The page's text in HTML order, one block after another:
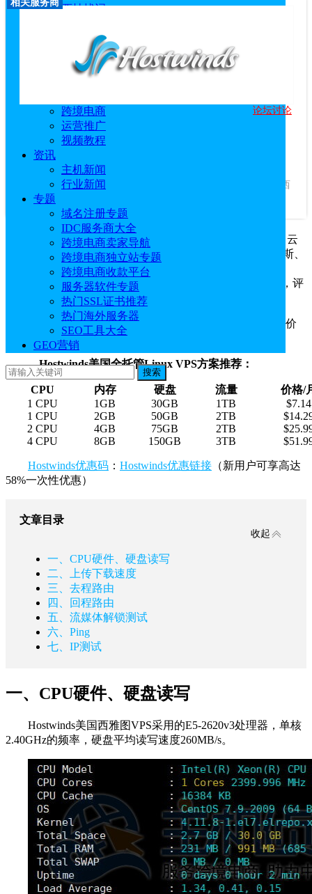
西柚找词
恒创科技
主机教程
跨境电商
运营推广
视频教程
资讯
主机新闻
行业新闻
专题
域名注册专题
IDC服务商大全
跨境电商卖家导航
跨境电商独立站专题
跨境电商收款平台
服务器软件专题
热门SSL证书推荐
热门海外服务器
SEO工具大全
GEO营销
搜索
相关服务商
Hostwinds 论坛讨论
WELCOME15
访问官网
服务商介绍： Hostwinds是知名主机商，Hostwinds美国云主机
VPS采用的是SSD硬盘，支持全球CDN加速功能，有达拉斯、西
雅图和阿姆斯特丹3...
Hostwinds是一家老牌国外服务器
商，提供虚拟主机、云
主机、VPS主机等丰富的产品，目前有美国西雅图、达拉斯、
荷兰阿姆斯特丹三个机房可选。本文就来为大家测评下
Hostwinds美国全托管Linux VPS西雅图机房的速度和性能，评
测数据仅供参考。
本文测评的是1核1G、30GB SSD硬盘、1TB月流量、价
格为$7.14/月。
Hostwinds美国全托管Linux VPS方案推荐：
CPU 内存 硬盘 流量
价格/
1 CPU
1GB 30GB 1TB
$7.14
1 CPU
2GB 50GB 2TB
2 CPU
4GB 75GB 2TB
4 CPU
8GB 150GB 3TB
Hostwinds优惠码 ： Hostwinds优惠链接 （新用户可享高达
58%一次性优惠）
文章目录
收起
一、CPU硬件、硬盘读写
二、上传下载速度
三、去程路由
四、回程路由
五、流媒体解锁测试
六、Ping
七、IP测试
一、CPU硬件、硬盘读写
Hostwinds美国西雅图VPS采用的E5-2620v3处理器，单核
2.40GHz的频率，硬盘平均读写速度260MB/s。